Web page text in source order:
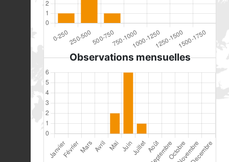
Observations mensuelles